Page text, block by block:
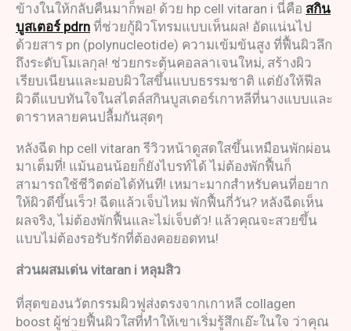
ข้างในให้กลับคืนมาก็พอ! ด้วย hp cell vitaran i นี่คือ สกิน
บูสเตอร์ pdrn ที่ช่วยกู้ผิวโทรมแบบเห็นผล! อัดแน่นไป
ด้วยสาร pn (polynucleotide) ความเข้มข้นสูง ที่ฟื้นผิวลึก
ถึงระดับโมเลกุล! ช่วยกระตุ้นคอลลาเจนใหม่, สร้างผิว
เรียบเนียนและมอบผิวใสขึ้นแบบธรรมชาติ แต่ยังให้ฟีล
ผิวดีแบบทันใจในสไตล์สกินบูสเตอร์เกาหลีที่นางแบบและ
ดาราหลายคนปลื้มกันสุดๆ
หลังฉีด hp cell vitaran รีวิวหน้าดูสดใสขึ้นเหมือนพักผ่อน
มาเต็มที่! แม้นอนน้อยก็ยังไบรท์ได้ ไม่ต้องพักฟื้นก็
สามารถใช้ชีวิตต่อได้ทันที! เหมาะมากสำหรับคนที่อยาก
ให้ผิวดีขึ้นเร็ว! ฉีดแล้วเจ็บไหม พักฟื้นกี่วัน? หลังฉีดเห็น
ผลจริง, ไม่ต้องพักฟื้นและไม่เจ็บตัว! แล้วคุณจะสวยขึ้น
แบบไม่ต้องรอรับรักที่ต้องคอยอดทน!
ส่วนผสมเด่น vitaran i หลุมสิว
ที่สุดของนวัตกรรมผิวฟูส่งตรงจากเกาหลี collagen
boost ผู้ช่วยฟื้นผิวใสที่ทำให้เขาเริ่มรู้สึกเอ๊ะในใจ ว่าคุณ